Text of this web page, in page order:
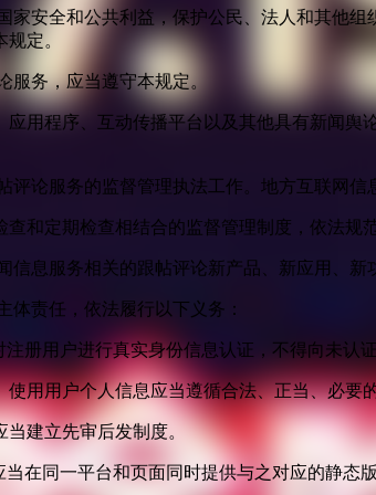
家安全和公共利益，保护公民、法人和其他
定。
服务，应当遵守本规定。
用程序、互动传播平台以及其他具有新闻
评论服务的监督管理执法工作。地方互联网
和定期检查相结合的监督管理制度，依法规
信息服务相关的跟帖评论新产品、新应用、
体责任，依法履行以下义务：
册用户进行真实身份信息认证，不得向未认
用用户个人信息应当遵循合法、正当、必
建立先审后发制度。
当在同一平台和页面同时提供与之对应的静态